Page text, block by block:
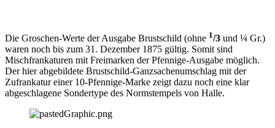
Die Groschen-Werte der Ausgabe Brustschild (ohne 1/3 und ¼ Gr.)
waren noch bis zum 31. Dezember 1875 gültig. Somit sind
Mischfrankaturen mit Freimarken der Pfennige-Ausgabe möglich.
Der hier abgebildete Brustschild-Ganzsachenumschlag mit der
Zufrankatur einer 10-Pfennige-Marke zeigt dazu noch eine klar
abgeschlagene Sondertype des Normstempels von Halle.